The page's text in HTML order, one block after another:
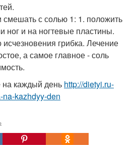
смешать с солью 1: 1. положить
ног и на ногтевые пластины.
грибка. Лечение
а самое главное - соль
каждый день http://dietyi.ru-
kazhdyy-den